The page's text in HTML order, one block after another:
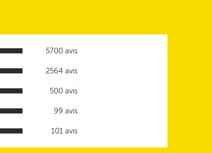
5700 avis
2564 avis
500 avis
99 avis
101 avis